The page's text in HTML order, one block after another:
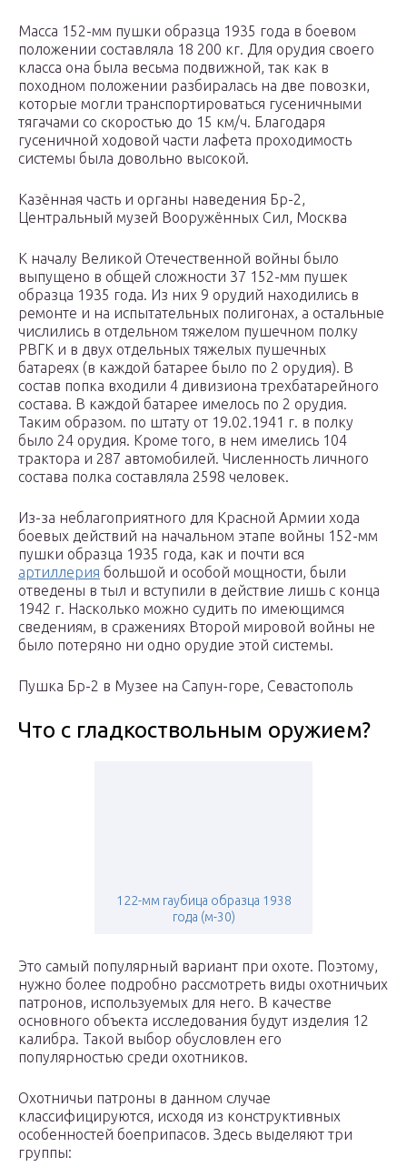
Масса 152-мм пушки образца 1935 года в боевом
положении составляла 18 200 кг. Для орудия своего
класса она была весьма подвижной, так как в
походном положении разбиралась на две повозки,
которые могли транспортироваться гусеничными
тягачами со скоростью до 15 км/ч. Благодаря
гусеничной ходовой части лафета проходимость
системы была довольно высокой.
Казённая часть и органы наведения Бр-2,
Центральный музей Вооружённых Сил, Москва
К началу Великой Отечественной войны было
выпущено в общей сложности 37 152-мм пушек
образца 1935 года. Из них 9 орудий находились в
ремонте и на испытательных полигонах, а остальные
числились в отдельном тяжелом пушечном полку
РВГК и в двух отдельных тяжелых пушечных
батареях (в каждой батарее было по 2 орудия). В
состав попка входили 4 дивизиона трехбатарейного
состава. В каждой батарее имелось по 2 орудия.
Таким образом. по штату от 19.02.1941 г. в полку
было 24 орудия. Кроме того, в нем имелись 104
трактора и 287 автомобилей. Численность личного
состава полка составляла 2598 человек.
Из-за неблагоприятного для Красной Армии хода
боевых действий на начальном этапе войны 152-мм
пушки образца 1935 года, как и почти вся
артиллерия большой и особой мощности, были
отведены в тыл и вступили в действие лишь с конца
1942 г. Насколько можно судить по имеющимся
сведениям, в сражениях Второй мировой войны не
было потеряно ни одно орудие этой системы.
Пушка Бр-2 в Музее на Сапун-горе, Севастополь
Что с гладкоствольным оружием?
122-мм гаубица образца 1938
года (м-30)
Это самый популярный вариант при охоте. Поэтому,
нужно более подробно рассмотреть виды охотничьих
патронов, используемых для него. В качестве
основного объекта исследования будут изделия 12
калибра. Такой выбор обусловлен его
популярностью среди охотников.
Охотничьи патроны в данном случае
классифицируются, исходя из конструктивных
особенностей боеприпасов. Здесь выделяют три
группы: